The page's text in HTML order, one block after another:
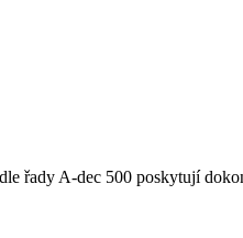
řady A-dec 500 poskytují